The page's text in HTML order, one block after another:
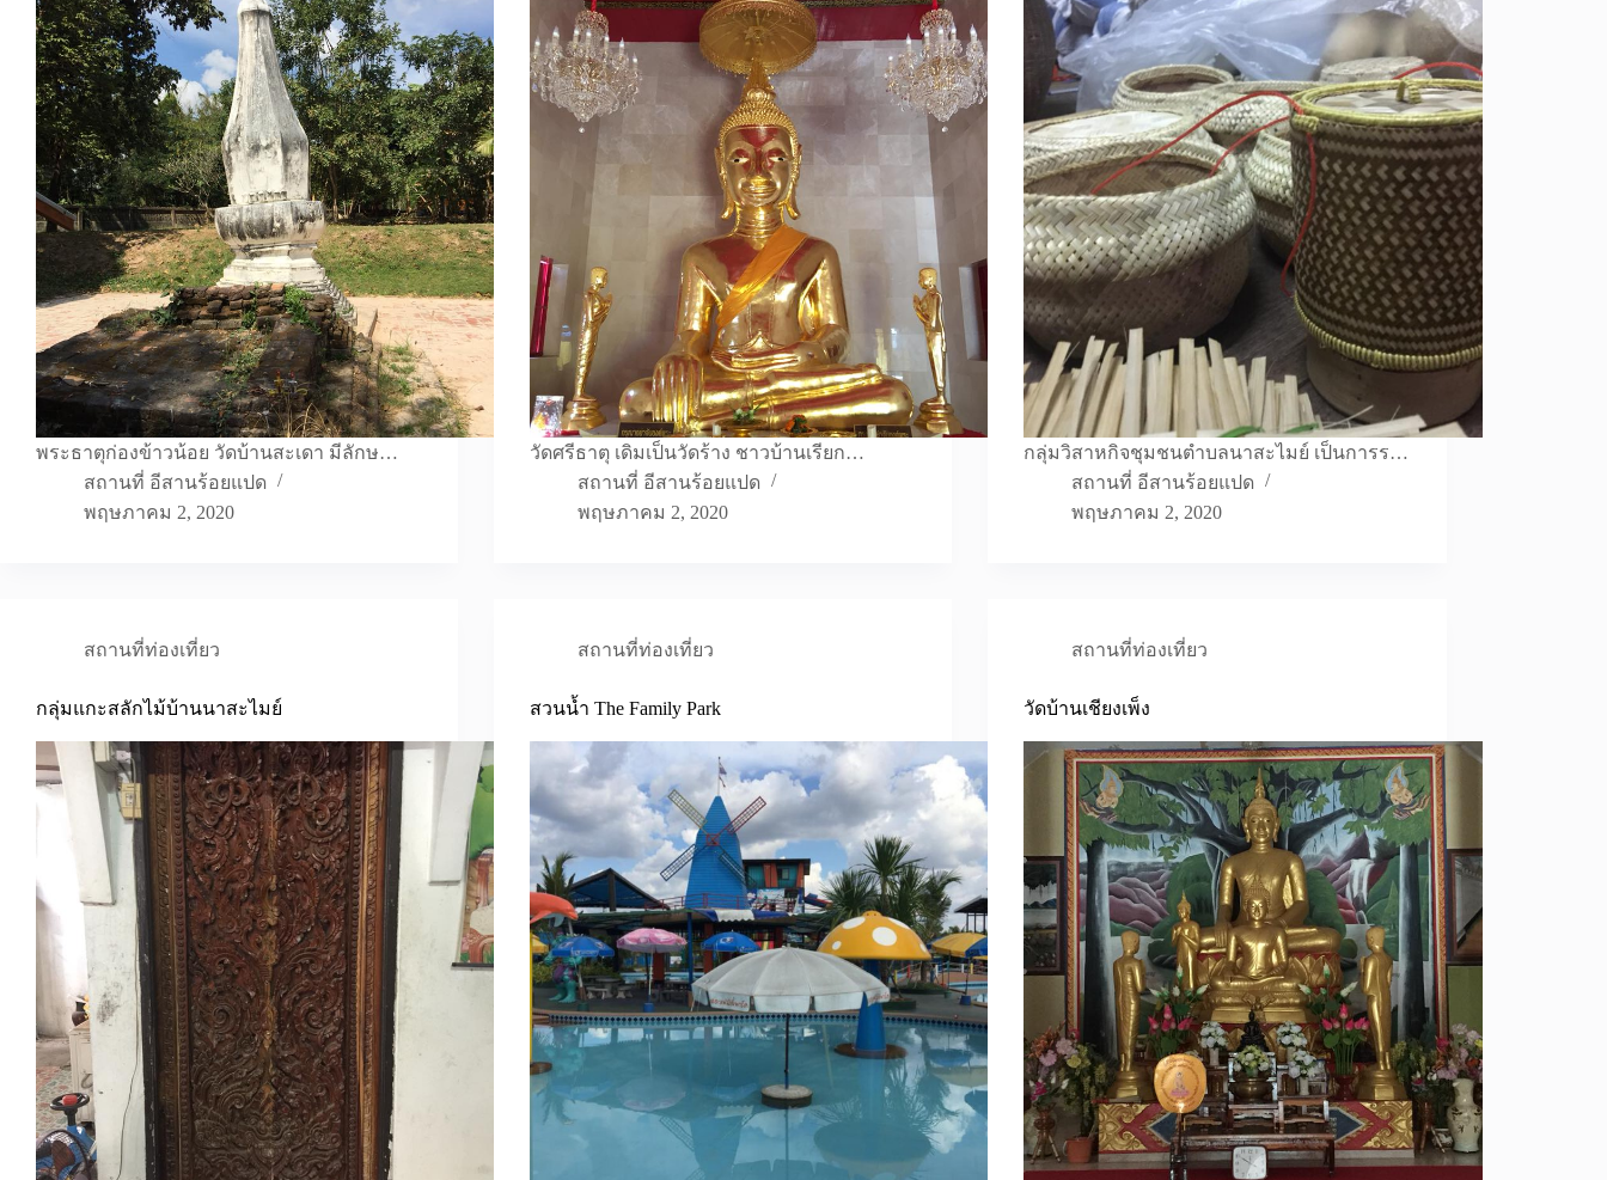
พระธาตุก่องข้าวน้อย วัดบ้านสะเดา มีลักษ…
สถานที่ อีสานร้อยแปด
พฤษภาคม 2, 2020
วัดศรีธาตุ เดิมเป็นวัดร้าง ชาวบ้านเรียก…
สถานที่ อีสานร้อยแปด
พฤษภาคม 2, 2020
กลุ่มวิสาหกิจชุมชนตำบลนาสะไมย์ เป็นการร…
สถานที่ อีสานร้อยแปด
พฤษภาคม 2, 2020
สถานที่ท่องเที่ยว
กลุ่มแกะสลักไม้บ้านนาสะไมย์
สถานที่ท่องเที่ยว
สวนน้ำ The Family Park
สถานที่ท่องเที่ยว
วัดบ้านเชียงเพ็ง